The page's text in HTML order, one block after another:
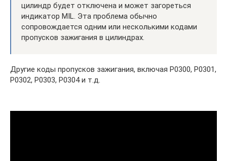
цилиндр будет отключена и может загореться
индикатор MIL. Эта проблема обычно
сопровождается одним или несколькими кодами
пропусков зажигания в цилиндрах.
Другие коды пропусков зажигания, включая P0300, P0301,
P0302, P0303, P0304 и т.д.